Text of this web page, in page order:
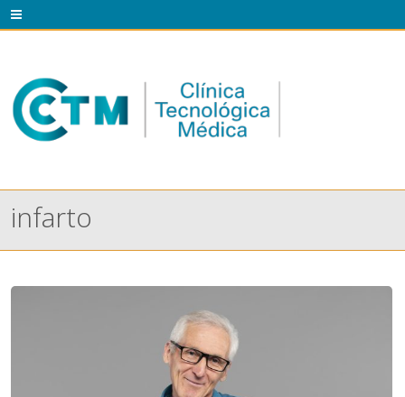
infarto